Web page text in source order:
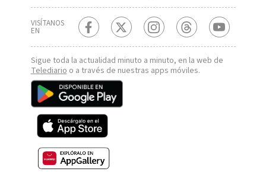
VISÍTANOS
EN
Sigue toda la actualidad minuto a minuto, en la web de
Telediarioo a través de nuestras apps móviles.